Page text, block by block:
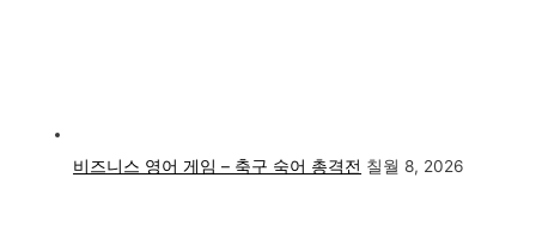
비즈니스 영어 게임 – 축구 숙어 총격전 칠월 8, 2026